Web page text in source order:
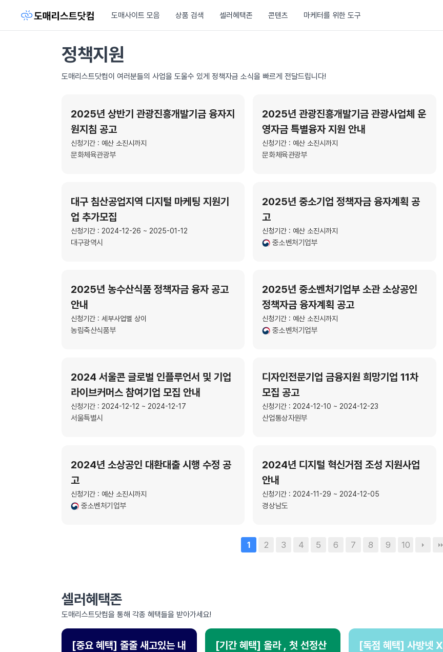
도매사이트 모음 상품 검색 셀러혜택존 콘텐츠 마케터를 위한 도구
정책지원
도매리스트닷컴이 여러분들의 사업을 도울수 있게 정책자금 소식을 빠르게 전달드립니다!
2025년 상반기 관광진흥개발기금 융자지
원지침 공고
신청기간 : 예산 소진시까지
문화체육관광부
2025년 관광진흥개발기금 관광사업체 운
영자금 특별융자 지원 안내
신청기간 : 예산 소진시까지
문화체육관광부
대구 침산공업지역 디지털 마케팅 지원기
업 추가모집
신청기간 : 2024-12-26 ~ 2025-01-12
대구광역시
2025년 중소기업 정책자금 융자계획 공
고
신청기간 : 예산 소진시까지
중소벤처기업부
2025년 농수산식품 정책자금 융자 공고
안내
신청기간 : 세부사업별 상이
농림축산식품부
2025년 중소벤처기업부 소관 소상공인
정책자금 융자계획 공고
신청기간 : 예산 소진시까지
중소벤처기업부
2024 서울콘 글로벌 인플루언서 및 기업
라이브커머스 참여기업 모집 안내
신청기간 : 2024-12-12 ~ 2024-12-17
서울특별시
디자인전문기업 금융지원 희망기업 11차
모집 공고
신청기간 : 2024-12-10 ~ 2024-12-23
산업통상자원부
2024년 소상공인 대환대출 시행 수정 공
고
신청기간 : 예산 소진시까지
중소벤처기업부
2024년 디지털 혁신거점 조성 지원사업
안내
신청기간 : 2024-11-29 ~ 2024-12-05
경상남도
1 2 3 4 5 6 7 8 9 10
셀러혜택존
도매리스트닷컴을 통해 각종 혜택들을 받아가세요!
[중요 혜택] 줄줄 새고있는 내
[기간 혜택] 올라 , 첫 선정산
[독점 혜택] 사방넷 X